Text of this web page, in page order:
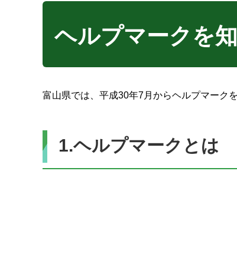
ヘルプマークを
富山県では、平成30年7月からヘルプマーク
1.ヘルプマークとは